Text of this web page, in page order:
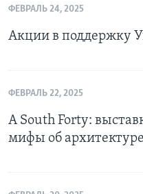
ФЕВРАЛЬ 24, 2025
Акции в поддержку
ФЕВРАЛЬ 22, 2025
A South Forty:
мифы об